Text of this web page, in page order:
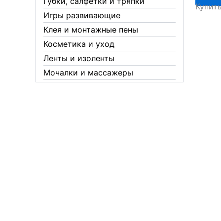
Игры развивающие
Клея и монтажные пены
Косметика и уход
Ленты и изоленты
Мочалки и массажеры
ISOFLEX